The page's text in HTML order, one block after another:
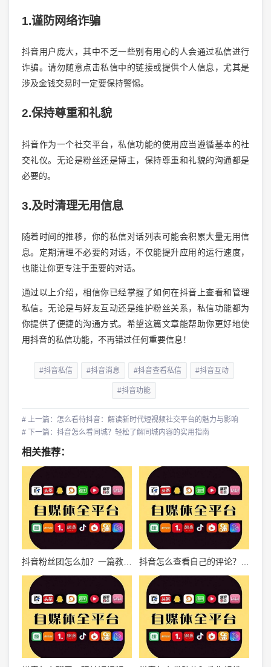
1.谨防网络诈骗
抖音用户庞大，其中不乏一些别有用心的人会通过私信进行
诈骗。请勿随意点击私信中的链接或提供个人信息，尤其是
涉及金钱交易时一定要保持警惕。
2.保持尊重和礼貌
抖音作为一个社交平台，私信功能的使用应当遵循基本的社
交礼仪。无论是粉丝还是博主，保持尊重和礼貌的沟通都是
必要的。
3.及时清理无用信息
随着时间的推移，你的私信对话列表可能会积累大量无用信
息。定期清理不必要的对话，不仅能提升应用的运行速度，
也能让你更专注于重要的对话。
通过以上介绍，相信你已经掌握了如何在抖音上查看和管理
私信。无论是与好友互动还是维护粉丝关系，私信功能都为
你提供了便捷的沟通方式。希望这篇文章能帮助你更好地使
用抖音的私信功能，不再错过任何重要信息！
#抖音私信 #抖音消息 #抖音查看私信 #抖音互动
#抖音功能
# 上一篇：怎么看待抖音：解读新时代短视频社交平台的魅力与影响
# 下一篇：抖音怎么看同城？轻松了解同城内容的实用指南
相关推荐：
抖音粉丝团怎么加？一篇教你轻松加入抖音粉丝团的完整指南